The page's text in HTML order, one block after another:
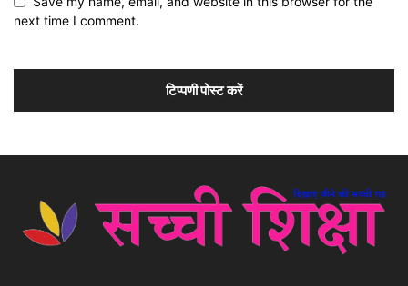
next time I comment.